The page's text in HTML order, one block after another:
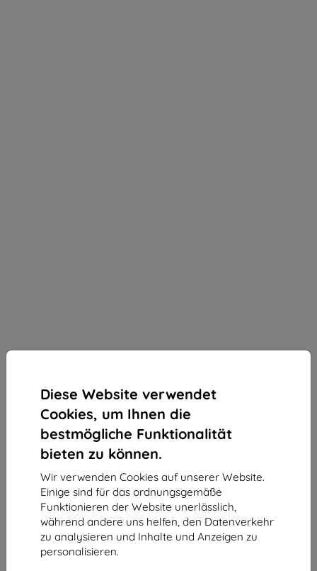
Diese Website verwendet
Cookies, um Ihnen die
bestmögliche Funktionalität
bieten zu können.
Wir verwenden Cookies auf unserer Website.
Einige sind für das ordnungsgemäße
Funktionieren der Website unerlässlich,
während andere uns helfen, den Datenverkehr
zu analysieren und Inhalte und Anzeigen zu
personalisieren.
3MK Silver Protect+ OnePlus Nord CE 5G nass
montierte antimikrobielle Schutzfolie
(5903108410526)
Geeignet für: OnePlus Nord CE
Produktbeschreibung
12,90 €